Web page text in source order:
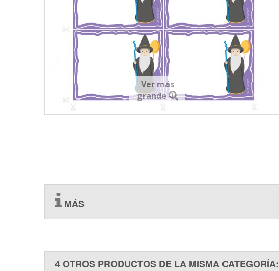
Ver más
grande
MÁS
4 OTROS PRODUCTOS DE LA MISMA CATEGORÍA: